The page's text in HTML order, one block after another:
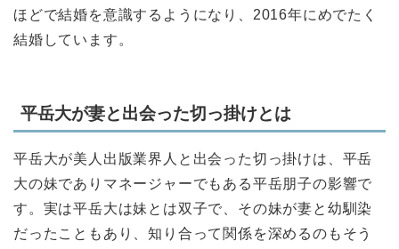
ほどで結婚を意識するようになり、2016年にめでたく
結婚しています。
平岳大が妻と出会った切っ掛けとは
平岳大が美人出版業界人と出会った切っ掛けは、平岳
大の妹でありマネージャーでもある平岳朋子の影響で
す。実は平岳大は妹とは双子で、その妹が妻と幼馴染
だったこともあり、知り合って関係を深めるのもそう